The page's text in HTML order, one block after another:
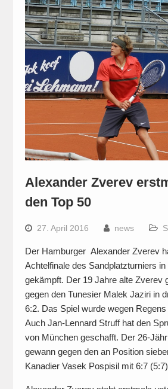
Alexander Zverev
den Top 50
27. April 2016 news
Der Hamburger Alexander Zverev
Achtelfinale des Sandplatzturniers
gekämpft. Der 19 Jahre alte Zverev
gegen den Tunesier Malek Jaziri in
6:2. Das Spiel wurde wegen
Auch Jan-Lennard Struff hat den
von München geschafft. Der 26-
gewann gegen den an Position
Kanadier Vasek Pospisil mit 6:7